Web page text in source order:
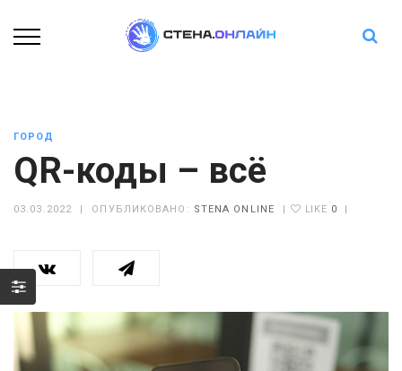
ГОРОД
QR-коды – всё
03.03.2022 ОПУБЛИКОВАНО: STENA ONLINE LIKE 0